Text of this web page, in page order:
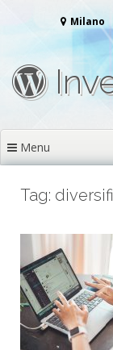
Milano
Menu
Tag: